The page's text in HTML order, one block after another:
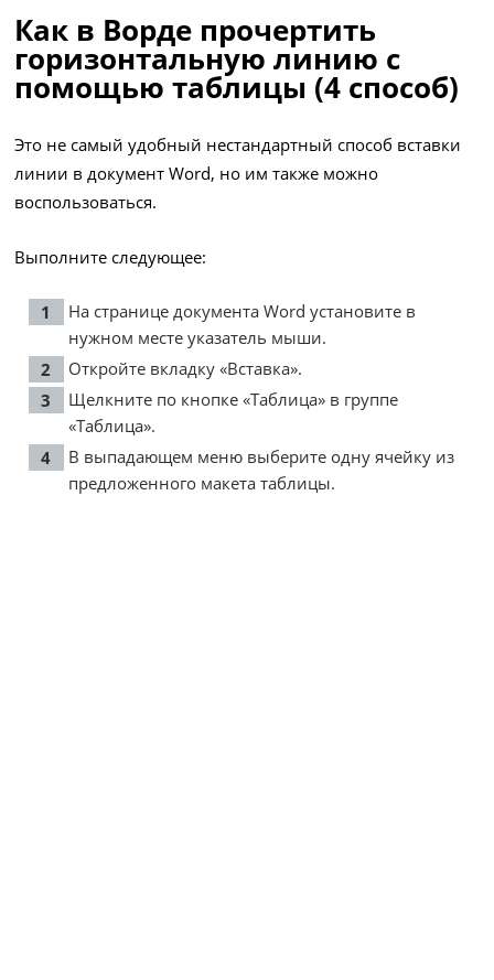
Как в Ворде прочертить
горизонтальную линию с
помощью таблицы (4 способ)
Это не самый удобный нестандартный способ вставки
линии в документ Word, но им также можно
воспользоваться.
Выполните следующее:
На странице документа Word установите в
нужном месте указатель мыши.
Откройте вкладку «Вставка».
Щелкните по кнопке «Таблица» в группе
«Таблица».
В выпадающем меню выберите одну ячейку из
предложенного макета таблицы.